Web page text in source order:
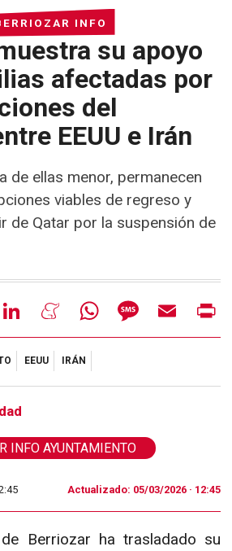
INFO
su apoyo
afectadas por
del
EEUU e Irán
de ellas menor, permanecen
viables de regreso y
de Qatar por la suspensión de
LinkedIn MeneameWhatsAppMessageEmail
EEUU IRÁN
INFO AYUNTAMIENTO
Actualizado: 05/03/2026 · 12:45
Berriozar ha trasladado su